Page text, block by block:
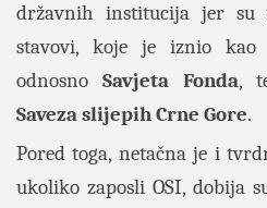
državnih institucija jer
stavovi, koje je iznio kao
odnosno Savjeta Fonda,
Saveza slijepih Crne Gore.
Pored toga, netačna je i
ukoliko zaposli OSI, dobija